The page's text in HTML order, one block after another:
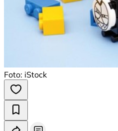
Foto: iStock